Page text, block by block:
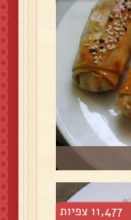
11,477 צפיות